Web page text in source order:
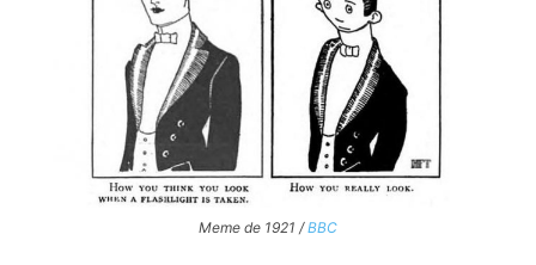
Meme de 1921 /BBC